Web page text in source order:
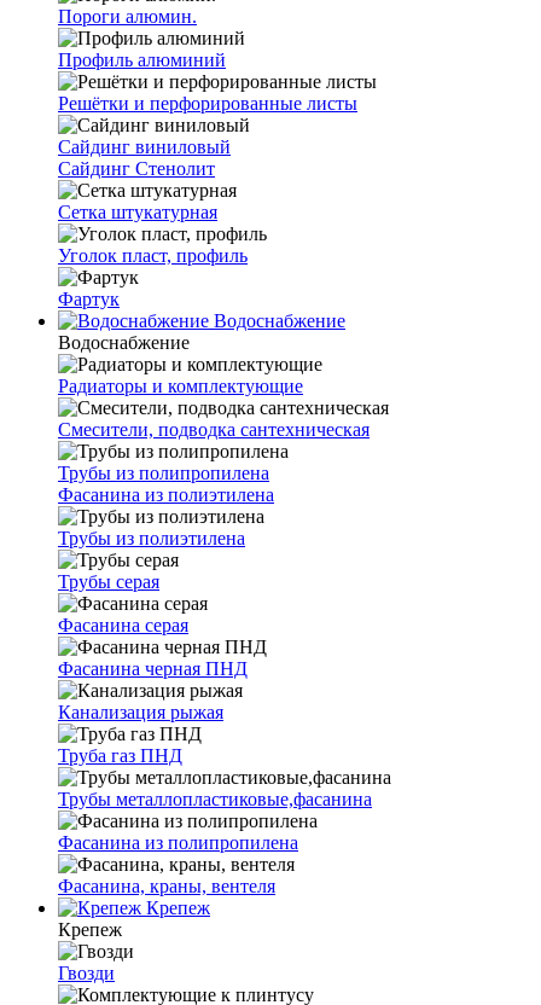
Пороги алюмин.
Профиль алюминий
Решётки и перфорированные листы
Сайдинг виниловый
Сайдинг Стенолит
Сетка штукатурная
Уголок пласт, профиль
Фартук
Водоснабжение
Водоснабжение
Радиаторы и комплектующие
Смесители, подводка сантехническая
Трубы из полипропилена
Фасанина из полиэтилена
Трубы из полиэтилена
Трубы серая
Фасанина серая
Фасанина черная ПНД
Канализация рыжая
Труба газ ПНД
Трубы металлопластиковые,фасанина
Фасанина из полипропилена
Фасанина, краны, вентеля
Крепеж
Крепеж
Гвозди